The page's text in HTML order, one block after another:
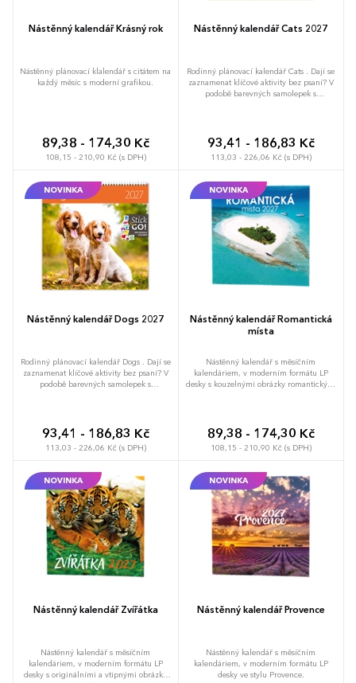
Nástěnný kalendář Krásný rok
Nástěnný plánovací klalendář s citátem na
každý měsíc s moderní grafikou.
89,38 - 174,30 Kč
108,15 - 210,90 Kč (s DPH)
Nástěnný kalendář Cats 2027
Rodinný plánovací kalendář Cats . Dají se
zaznamenat klíčové aktivity bez psaní? V
podobě barevných samolepek s
Kalendář se ze zdi neutrhne, protože ho
zpevňuje velmi kvalitní, tuhá lepenka..
Vyrobeno v ČR.
93,41 - 186,83 Kč
113,03 - 226,06 Kč (s DPH)
NOVINKA
Nástěnný kalendář Dogs 2027
Rodinný plánovací kalendář Dogs . Dají se
zaznamenat klíčové aktivity bez psaní? V
podobě barevných samolepek s
Kalendář se ze zdi neutrhne, protože ho
zpevňuje velmi kvalitní, tuhá lepenka..
Vyrobeno v ČR.
93,41 - 186,83 Kč
113,03 - 226,06 Kč (s DPH)
NOVINKA
Nástěnný kalendář Romantická
místa
Nástěnný kalendář s měsíčním
kalendáriem, v moderním formátu LP
desky s kouzelnými obrázky romantických
89,38 - 174,30 Kč
108,15 - 210,90 Kč (s DPH)
NOVINKA
Nástěnný kalendář Zvířátka
Nástěnný kalendář s měsíčním
kalendáriem, v moderním formátu LP
desky s originálními a vtipnými obrázky
NOVINKA
Nástěnný kalendář Provence
Nástěnný kalendář s měsíčním
kalendáriem, v moderním formátu LP
desky ve stylu Provence.